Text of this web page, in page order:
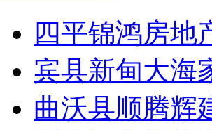
四平锦鸿房地
宾县新甸大海
曲沃县顺腾辉